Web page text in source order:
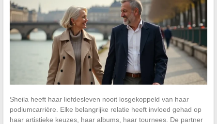
Sheila heeft haar liefdesleven nooit losgekoppeld van haar
podiumcarrière. Elke belangrijke relatie heeft invloed gehad op
haar artistieke keuzes, haar albums, haar tournees. De partner